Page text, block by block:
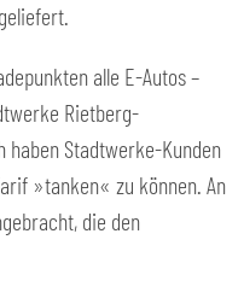
alle E-Autos –
Rietberg-
haben Stadtwerke-Kunden
»tanken« zu können. An
die den